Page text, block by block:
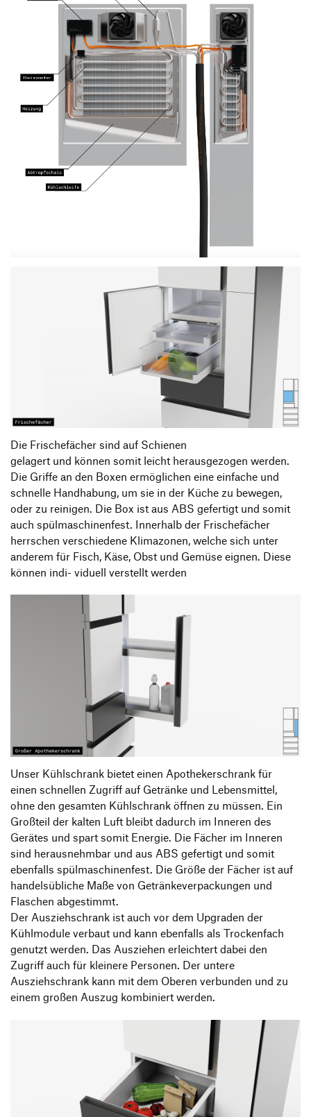
Die Frischefächer sind auf Schienen
gelagert und können somit leicht herausgezogen werden.
Die Griffe an den Boxen ermöglichen eine einfache und
schnelle Handhabung, um sie in der Küche zu bewegen,
oder zu reinigen. Die Box ist aus ABS gefertigt und somit
auch spülmaschinenfest. Innerhalb der Frischefächer
herrschen verschiedene Klimazonen, welche sich unter
anderem für Fisch, Käse, Obst und Gemüse eignen. Diese
können indi- viduell verstellt werden
Unser Kühlschrank bietet einen Apothekerschrank für
einen schnellen Zugriff auf Getränke und Lebensmittel,
ohne den gesamten Kühlschrank öffnen zu müssen. Ein
Großteil der kalten Luft bleibt dadurch im Inneren des
Gerätes und spart somit Energie. Die Fächer im Inneren
sind herausnehmbar und aus ABS gefertigt und somit
ebenfalls spülmaschinenfest. Die Größe der Fächer ist auf
handelsübliche Maße von Getränkeverpackungen und
Flaschen abgestimmt.
Der Ausziehschrank ist auch vor dem Upgraden der
Kühlmodule verbaut und kann ebenfalls als Trockenfach
genutzt werden. Das Ausziehen erleichtert dabei den
Zugriff auch für kleinere Personen. Der untere
Ausziehschrank kann mit dem Oberen verbunden und zu
einem großen Auszug kombiniert werden.